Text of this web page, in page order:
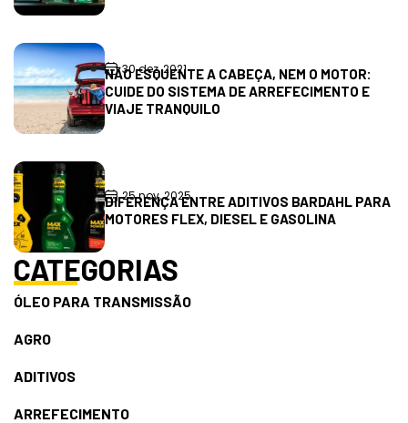
30 dez, 2021
NÃO ESQUENTE A CABEÇA, NEM O MOTOR:
CUIDE DO SISTEMA DE ARREFECIMENTO E
VIAJE TRANQUILO
25 nov, 2025
DIFERENÇA ENTRE ADITIVOS BARDAHL PARA
MOTORES FLEX, DIESEL E GASOLINA
CATEGORIAS
ÓLEO PARA TRANSMISSÃO
AGRO
ADITIVOS
ARREFECIMENTO